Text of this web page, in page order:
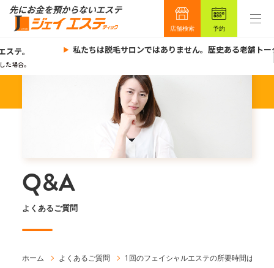
店舗検索 予約
テ。
場合。
私たちは脱毛サロンではありません。歴史ある老舗トー
Q&A
よくあるご質問
ホーム よくあるご質問 1回のフェイシャルエステの所要時間はどれ